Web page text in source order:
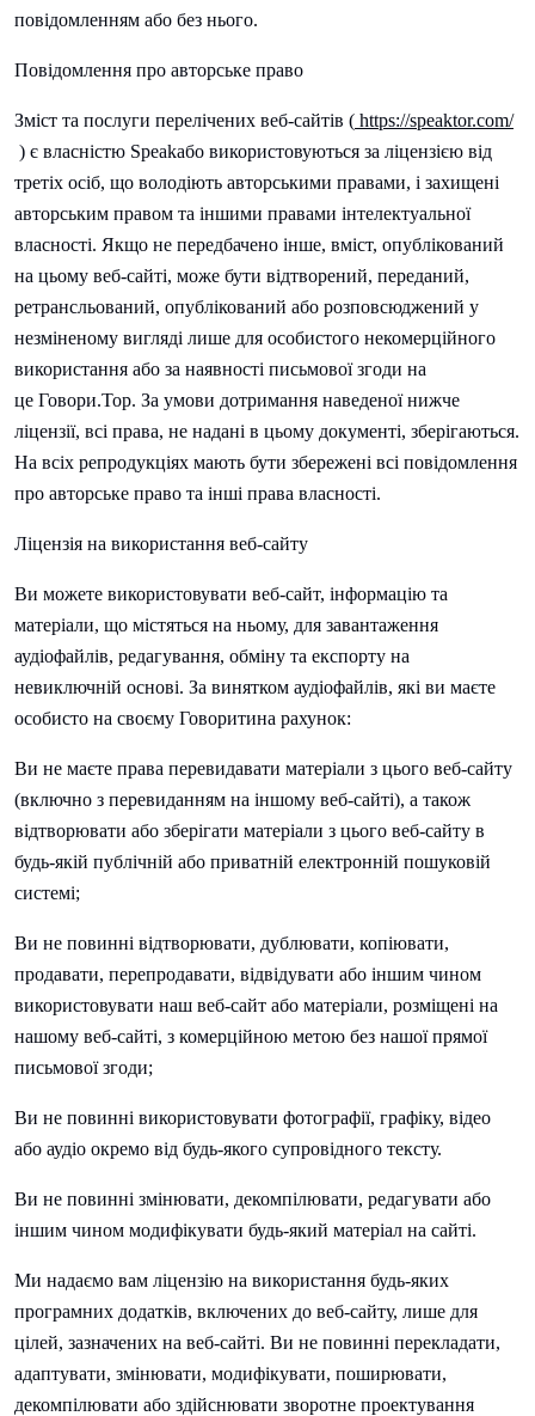
повідомленням або без нього.
Повідомлення про авторське право
Зміст та послуги перелічених веб-сайтів ( https://speaktor.com/
) є власністю Speakабо використовуються за ліцензією від
третіх осіб, що володіють авторськими правами, і захищені
авторським правом та іншими правами інтелектуальної
власності. Якщо не передбачено інше, вміст, опублікований
на цьому веб-сайті, може бути відтворений, переданий,
ретрансльований, опублікований або розповсюджений у
незміненому вигляді лише для особистого некомерційного
використання або за наявності письмової згоди на
це Говори.Тор. За умови дотримання наведеної нижче
ліцензії, всі права, не надані в цьому документі, зберігаються.
На всіх репродукціях мають бути збережені всі повідомлення
про авторське право та інші права власності.
Ліцензія на використання веб-сайту
Ви можете використовувати веб-сайт, інформацію та
матеріали, що містяться на ньому, для завантаження
аудіофайлів, редагування, обміну та експорту на
невиключній основі. За винятком аудіофайлів, які ви маєте
особисто на своєму Говоритина рахунок:
Ви не маєте права перевидавати матеріали з цього веб-сайту
(включно з перевиданням на іншому веб-сайті), а також
відтворювати або зберігати матеріали з цього веб-сайту в
будь-якій публічній або приватній електронній пошуковій
системі;
Ви не повинні відтворювати, дублювати, копіювати,
продавати, перепродавати, відвідувати або іншим чином
використовувати наш веб-сайт або матеріали, розміщені на
нашому веб-сайті, з комерційною метою без нашої прямої
письмової згоди;
Ви не повинні використовувати фотографії, графіку, відео
або аудіо окремо від будь-якого супровідного тексту.
Ви не повинні змінювати, декомпілювати, редагувати або
іншим чином модифікувати будь-який матеріал на сайті.
Ми надаємо вам ліцензію на використання будь-яких
програмних додатків, включених до веб-сайту, лише для
цілей, зазначених на веб-сайті. Ви не повинні перекладати,
адаптувати, змінювати, модифікувати, поширювати,
декомпілювати або здійснювати зворотне проектування